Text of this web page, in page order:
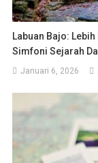
Labuan Bajo:
Simfoni Sejarah
Januari 6, 2026